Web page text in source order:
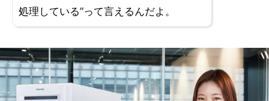
処理している”って言えるんだよ。